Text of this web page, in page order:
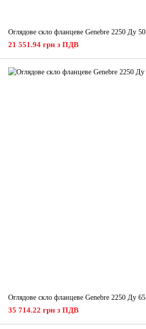
Оглядове скло фланцеве Genebre 2250 Ду 50
21 551.94 грн з ПДВ
Оглядове скло фланцеве Genebre 2250 Ду 65
35 714.22 грн з ПДВ